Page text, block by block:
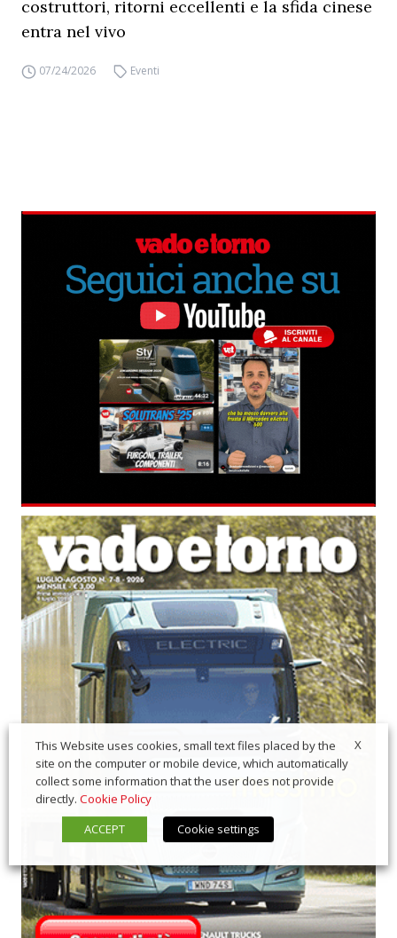
costruttori, ritorni eccellenti e la sfida cinese
entra nel vivo
07/24/2026 Eventi
X
This Website uses cookies, small text files placed by the
site on the computer or mobile device, which automatically
collect some information that the user does not provide
directly. Cookie Policy
ACCEPT
Cookie settings